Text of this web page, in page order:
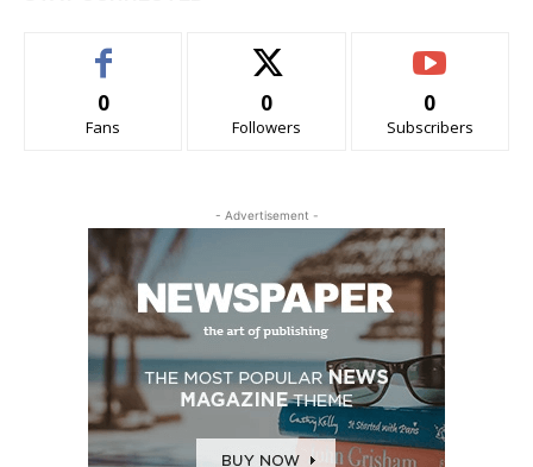
0
Fans
0
Followers
0
Subscribers
- Advertisement -